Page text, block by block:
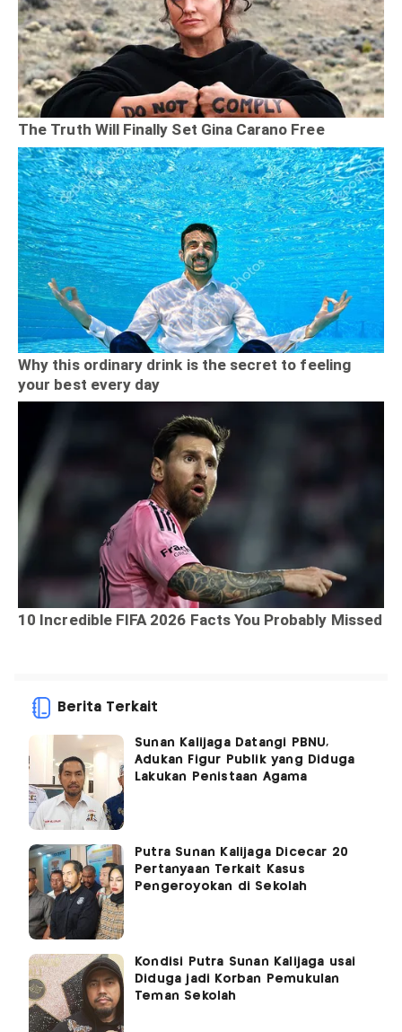
Berita Terkait
Sunan Kalijaga Datangi PBNU,
Adukan Figur Publik yang Diduga
Lakukan Penistaan Agama
Putra Sunan Kalijaga Dicecar 20
Pertanyaan Terkait Kasus
Pengeroyokan di Sekolah
Kondisi Putra Sunan Kalijaga usai
Diduga jadi Korban Pemukulan
Teman Sekolah